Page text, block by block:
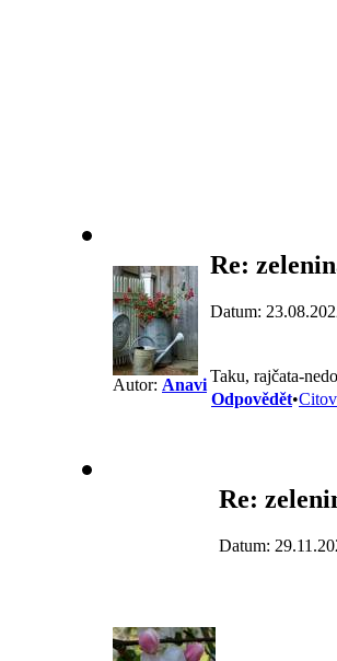
Autor: Anavi
Re:
Datum:
Taku, rajčata-
Odpovědět•
Re:
Datum: